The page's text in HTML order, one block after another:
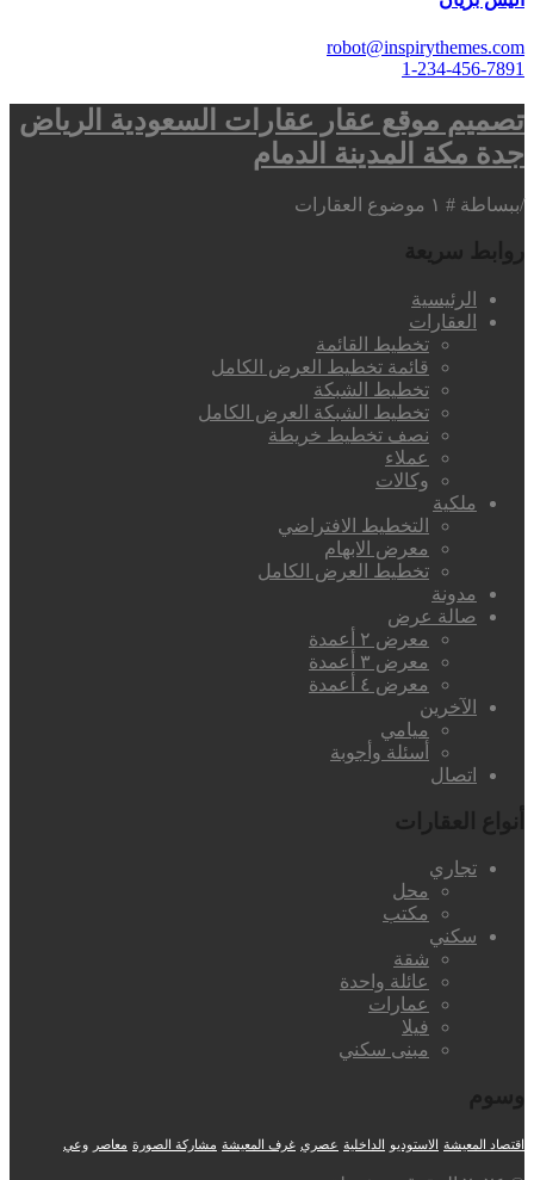
robot@inspirythemes.com
1-234-456-7891
تصميم موقع عقار عقارات السعودية الرياض
جدة مكة المدينة الدمام
/ببساطة # ١ موضوع العقارات
الرئيسية
العقارات
تخطيط القائمة
قائمة تخطيط العرض الكامل
تخطيط الشبكة
تخطيط الشبكة العرض الكامل
نصف تخطيط خريطة
عملاء
وكالات
ملكية
التخطيط الافتراضي
معرض الابهام
تخطيط العرض الكامل
مدونة
صالة عرض
معرض ٢ أعمدة
معرض ٣ أعمدة
معرض ٤ أعمدة
الآخرين
ميامي
أسئلة وأجوبة
اتصال
تجاري
محل
مكتب
سكني
شقة
عائلة واحدة
عمارات
فيلا
مبنى سكني
اقتصاد المعيشة الاستوديو الداخلية عصري غرف المعيشة مشاركة الصورة معاصر وعي